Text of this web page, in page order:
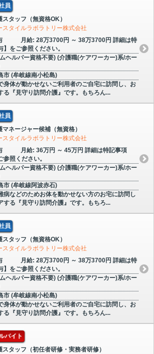
員
スタッフ（無資格OK）
スタイルラボラトリー株式会社
月給: 28万3700円 ～ 38万3700円 詳細は特
】をご参照ください。
ヘルパー資格不要) (介護職(ケアワーカー)系/ホー
市 (牟岐線南小松島)
身体が動かせないご利用者のご自宅に訪問し、お
る『見守り訪問介護』です。もちろん...
員
マネージャー候補（無資格）
スタイルラボラトリー株式会社
月給: 36万円 ～ 45万円 詳細は特記事項
参照ください。
ヘルパー資格不要) (介護職(ケアワーカー)系/ホー
市 (牟岐線阿波赤石)
病などのためお体を動かせない方のお宅に訪問し
する『見守り訪問介護』です。もちろ...
員
スタッフ（無資格OK）
スタイルラボラトリー株式会社
月給: 28万3700円 ～ 38万3700円 詳細は特
】をご参照ください。
ヘルパー資格不要) (介護職(ケアワーカー)系/ホー
市 (牟岐線南小松島)
身体が動かせないご利用者のご自宅に訪問し、お
る『見守り訪問介護』です。もちろん...
バイト
スタッフ（初任者研修・実務者研修）